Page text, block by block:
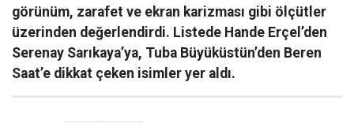
görünüm, zarafet ve ekran karizması gibi ölçütler
üzerinden değerlendirdi. Listede Hande Erçel’den
Serenay Sarıkaya’ya, Tuba Büyüküstün’den Beren
Saat’e dikkat çeken isimler yer aldı.